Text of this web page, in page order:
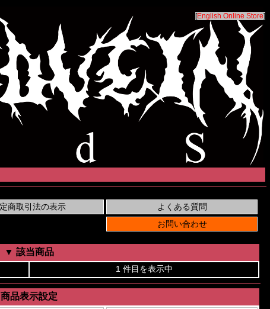
[English Online Store]
▼ 該当商品
1 件目を表示中
商品表示設定